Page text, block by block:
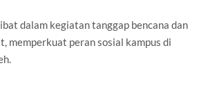
dalam kegiatan tanggap bencana dan
memperkuat peran sosial kampus di